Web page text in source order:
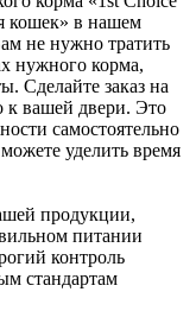
кошек» в нашем
не нужно тратить
нужного корма,
Сделайте заказ на
к вашей двери. Это
самостоятельно
уделить время
продукции,
питании
контроль
стандартам